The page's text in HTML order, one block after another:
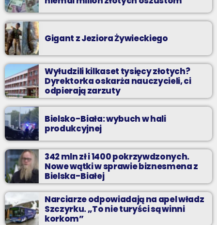
Gigant z Jeziora Żywieckiego
Wyłudzili kilkaset tysięcy złotych?
Dyrektorka oskarża nauczycieli, ci
odpierają zarzuty
Bielsko-Biała: wybuch w hali
produkcyjnej
342 mln zł i 1400 pokrzywdzonych.
Nowe wątki w sprawie biznesmena z
Bielska-Białej
Narciarze odpowiadają na apel władz
Szczyrku. „To nie turyści są winni
korkom”